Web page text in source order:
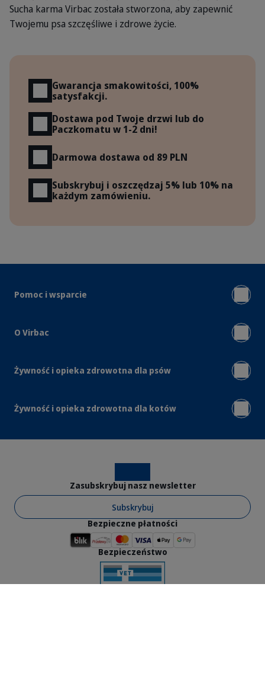
Sucha karma Virbac została stworzona, aby zapewnić
Twojemu psa szczęśliwe i zdrowe życie.
Gwarancja smakowitości, 100%
satysfakcji.
Dostawa pod Twoje drzwi lub do
Paczkomatu w 1-2 dni!
Darmowa dostawa od 89 PLN
Subskrybuj i oszczędzaj 5% lub 10% na
każdym zamówieniu.
Pomoc i wsparcie
O Virbac
Żywność i opieka zdrowotna dla psów
Żywność i opieka zdrowotna dla kotów
Zasubskrybuj nasz newsletter
Subskrybuj
Bezpieczne płatności
Bezpieczeństwo